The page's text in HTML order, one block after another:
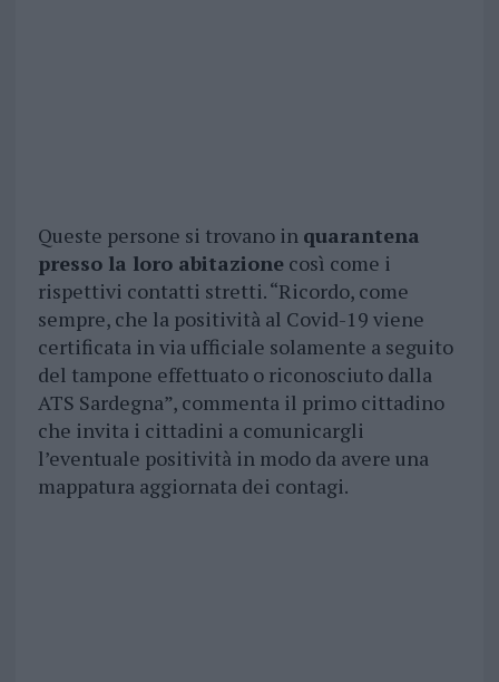
Queste persone si trovano in quarantena
presso la loro abitazionecosì come i
rispettivi contatti stretti. “Ricordo, come
sempre, che la positività al Covid-19 viene
certificata in via ufficiale solamente a seguito
del tampone effettuato o riconosciuto dalla
ATS Sardegna”, commenta il primo cittadino
che invita i cittadini a comunicargli
l’eventuale positività in modo da avere una
mappatura aggiornata dei contagi.